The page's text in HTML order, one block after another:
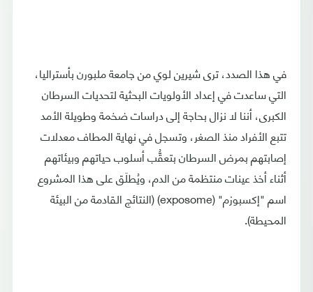
في هذا الصدد، ترى شيرين لوي من جامعة ملبورن بأستراليا،
التي ساعدت في إعداد الأولويات البحثية لتحديات السرطان
الكبرى، أننا لا نزال بحاجة إلى دراسات ضخمة وطويلة الأمد
تتبع الأفراد منذ الصغر، وتسجل في نهاية المطاف معدلات
إصابتهم بمرض السرطان بتعقُّب أسلوب حياتهم وبيئاتهم
أثناء أخذ عينات منتظمة من الدم، ويُطلَق على هذا المشروع
اسم "إكسبوزم" (exposome) (النتائج القادمة من البيئة
المحيطة).